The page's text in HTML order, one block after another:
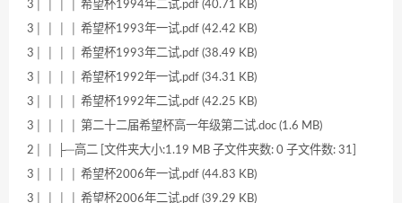
3│ │ │ │ 希望杯1994年二试.pdf (40.71 KB)
3│ │ │ │ 希望杯1993年一试.pdf (42.42 KB)
3│ │ │ │ 希望杯1993年二试.pdf (38.49 KB)
3│ │ │ │ 希望杯1992年一试.pdf (34.31 KB)
3│ │ │ │ 希望杯1992年二试.pdf (42.25 KB)
3│ │ │ │ 第二十二届希望杯高一年级第二试.doc (1.6 MB)
2│ │ ├─高二 [文件夹大小:1.19 MB 子文件夹数: 0 子文件数: 31]
3│ │ │ │ 希望杯2006年一试.pdf (44.83 KB)
3│ │ │ │ 希望杯2006年二试.pdf (39.29 KB)